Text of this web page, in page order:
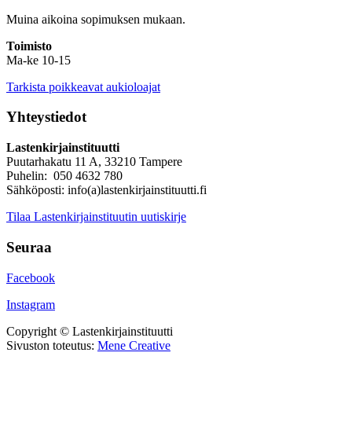
Muina aikoina sopimuksen mukaan.
Toimisto
Ma-ke 10-15
Tarkista poikkeavat aukioloajat
Yhteystiedot
Lastenkirjainstituutti
Puutarhakatu 11 A, 33210 Tampere
Puhelin: 050 4632 780
Sähköposti: info(a)lastenkirjainstituutti.fi
Tilaa Lastenkirjainstituutin uutiskirje
Seuraa
Facebook
Instagram
Copyright © Lastenkirjainstituutti
Sivuston toteutus: Mene Creative